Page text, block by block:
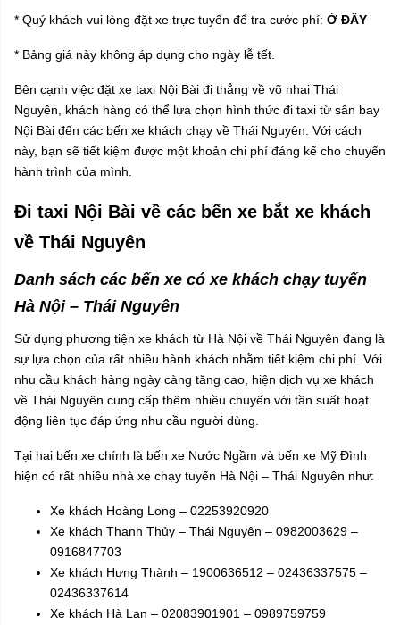
* Quý khách vui lòng đặt xe trực tuyến để tra cước phí: Ở ĐÂY
* Bảng giá này không áp dụng cho ngày lễ tết.
Bên cạnh việc đặt xe taxi Nội Bài đi thẳng về võ nhai Thái
Nguyên, khách hàng có thể lựa chọn hình thức đi taxi từ sân bay
Nội Bài đến các bến xe khách chạy về Thái Nguyên. Với cách
này, bạn sẽ tiết kiệm được một khoản chi phí đáng kể cho chuyến
hành trình của mình.
Đi taxi Nội Bài về các bến xe bắt xe khách
về Thái Nguyên
Danh sách các bến xe có xe khách chạy tuyến
Hà Nội – Thái Nguyên
Sử dụng phương tiện xe khách từ Hà Nội về Thái Nguyên đang là
sự lựa chọn của rất nhiều hành khách nhằm tiết kiệm chi phí. Với
nhu cầu khách hàng ngày càng tăng cao, hiện dịch vụ xe khách
về Thái Nguyên cung cấp thêm nhiều chuyến với tần suất hoạt
động liên tục đáp ứng nhu cầu người dùng.
Tại hai bến xe chính là bến xe Nước Ngầm và bến xe Mỹ Đình
hiện có rất nhiều nhà xe chạy tuyến Hà Nội – Thái Nguyên như:
Xe khách Hoàng Long – 02253920920
Xe khách Thanh Thủy – Thái Nguyên – 0982003629 –
0916847703
Xe khách Hưng Thành – 1900636512 – 02436337575 –
02436337614
Xe khách Hà Lan – 02083901901 – 0989759759